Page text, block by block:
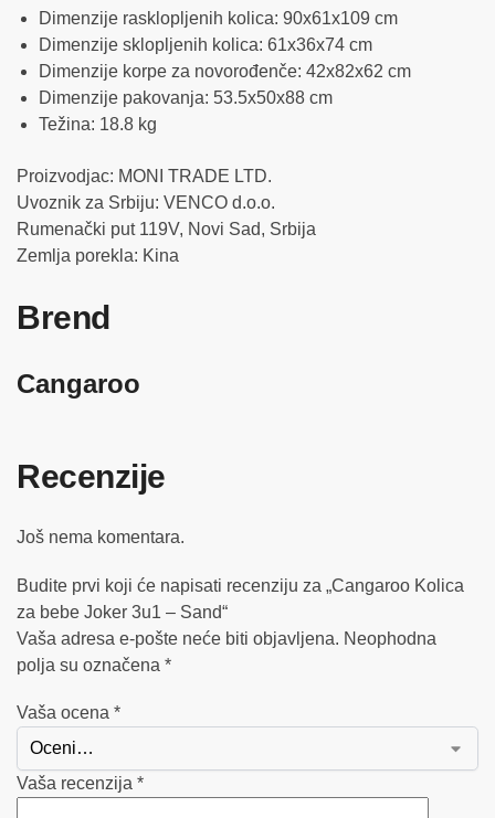
Dimenzije rasklopljenih kolica: 90x61x109 cm
Dimenzije sklopljenih kolica: 61x36x74 cm
Dimenzije korpe za novorođenče: 42x82x62 cm
Dimenzije pakovanja: 53.5x50x88 cm
Težina: 18.8 kg
Proizvodjac: MONI TRADE LTD.
Uvoznik za Srbiju: VENCO d.o.o.
Rumenački put 119V, Novi Sad, Srbija
Zemlja porekla: Kina
Brend
Cangaroo
Recenzije
Još nema komentara.
Budite prvi koji će napisati recenziju za „Cangaroo Kolica
za bebe Joker 3u1 – Sand“
Vaša adresa e-pošte neće biti objavljena. Neophodna
polja su označena *
Vaša ocena *
Vaša recenzija *